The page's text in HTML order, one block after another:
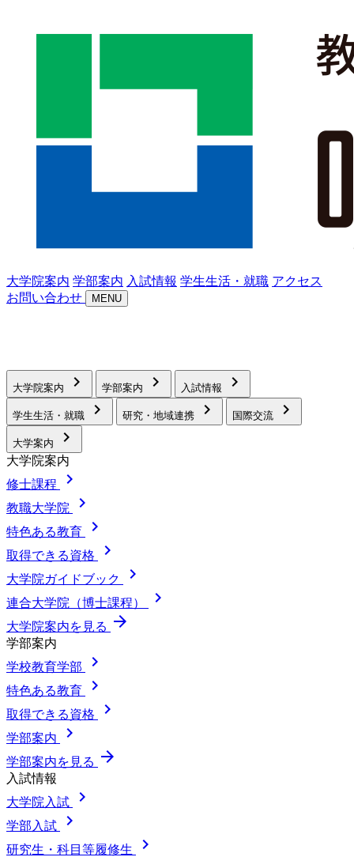
大学院案内 学部案内 入試情報 学生生活・就職 アクセス
お問い合わせ
MENU
大学院案内 chevron_right 学部案内 chevron_right 入試情報 chevron_right
学生生活・就職 chevron_right 研究・地域連携 chevron_right 国際交流 chevron_right
大学案内 chevron_right
大学院案内
修士課程
chevron_right
教職大学院 chevron_right
特色ある教育 chevron_right
取得できる資格 chevron_right
大学院ガイドブック chevron_right
連合大学院（博士課程） chevron_right
大学院案内を見る arrow_forward
学部案内
学校教育学部
chevron_right
特色ある教育 chevron_right
取得できる資格 chevron_right
学部案内 chevron_right
学部案内を見る arrow_forward
入試情報
大学院入試
chevron_right
学部入試 chevron_right
研究生・科目等履修生 chevron_right